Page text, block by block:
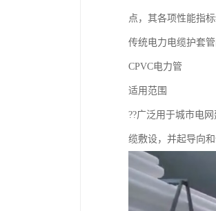
点，其各项性能指
传统电力电缆护套管
CPVC电力管
适用范围
??广泛用于城市电
缆敷设，并起导向和